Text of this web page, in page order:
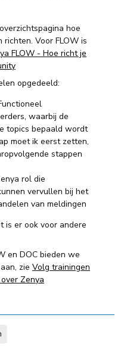
hoe
richten. Voor FLOW is
FLOW - Hoe richt je
opgedeeld:
waarbij de
topics bepaald wordt
moet ik eerst zetten,
stappen
rol die
vervullen bij het
van meldingen
is er ook voor andere
en DOC bieden we
zie Volg trainingen
Zenya